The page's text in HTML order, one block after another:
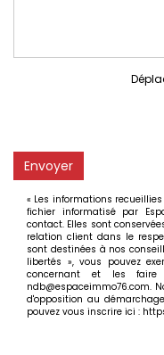
Envoyer
« Les informations
fichier informatisé par
contact. Elles sont
relation client dans le
sont destinées à nos
libertés », vous pouvez
concernant et les faire
ndb@espaceimmo76.com.
d'opposition au
pouvez vous inscrire ici :